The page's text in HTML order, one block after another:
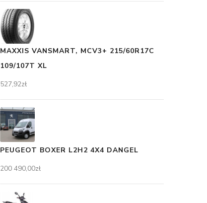
MAXXIS VANSMART, MCV3+ 215/60R17C
109/107T XL
527,92zł
PEUGEOT BOXER L2H2 4X4 DANGEL
200 490,00zł